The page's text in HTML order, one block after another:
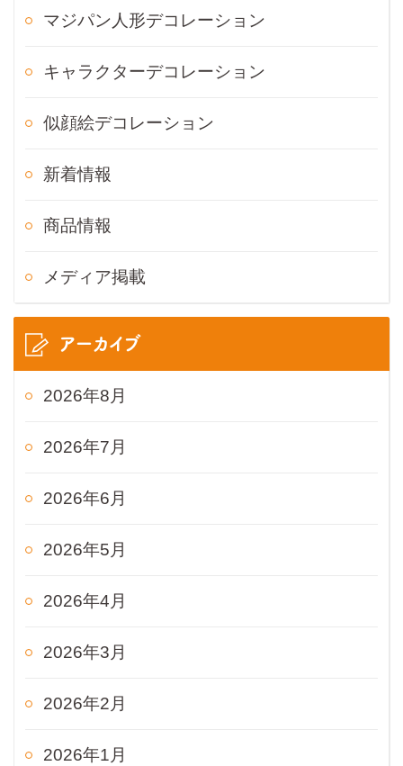
マジパン人形デコレーション
キャラクターデコレーション
似顔絵デコレーション
新着情報
商品情報
メディア掲載
アーカイブ
2026年8月
2026年7月
2026年6月
2026年5月
2026年4月
2026年3月
2026年2月
2026年1月